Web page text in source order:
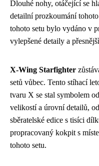
Dlouhé nohy, otáčející se
detailní prozkoumání
tohoto setu bylo vydáno v
vylepšené detaily a
X-Wing Starfighter
setů vůbec. Tento stíhací
tvaru X se stal symbolem
velikostí a úrovní detailů,
sběratelské edice s tisíci
propracovaný kokpit s
tohoto setu.